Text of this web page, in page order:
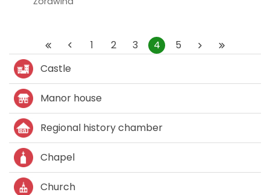
1 2 3 4
5
Castle
Manor house
Regional history chamber
Chapel
Church